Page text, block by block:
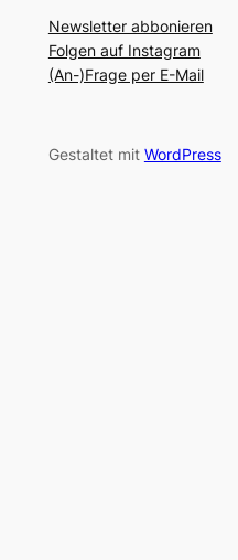
Newsletter abbonieren
Folgen auf Instagram
(An-)Frage per E-Mail
Gestaltet mit WordPress